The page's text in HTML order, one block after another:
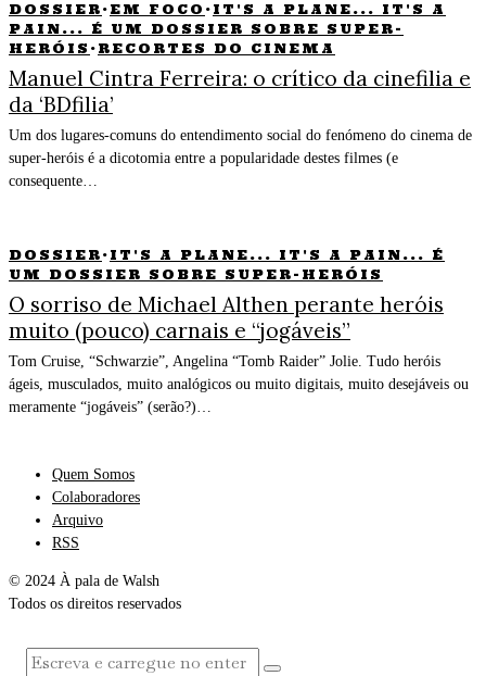
DOSSIER · EM FOCO · IT'S A PLANE... IT'S A
PAIN... É UM DOSSIER SOBRE SUPER-
HERÓIS · RECORTES DO CINEMA
Manuel Cintra Ferreira: o crítico da cinefilia e
da ‘BDfilia’
Um dos lugares-comuns do entendimento social do fenómeno do cinema de
super-heróis é a dicotomia entre a popularidade destes filmes (e
consequente…
DOSSIER · IT'S A PLANE... IT'S A PAIN... É
UM DOSSIER SOBRE SUPER-HERÓIS
O sorriso de Michael Althen perante heróis
muito (pouco) carnais e “jogáveis”
Tom Cruise, “Schwarzie”, Angelina “Tomb Raider” Jolie. Tudo heróis
ágeis, musculados, muito analógicos ou muito digitais, muito desejáveis ou
meramente “jogáveis” (serão?)…
Quem Somos
Colaboradores
Arquivo
RSS
© 2024 À pala de Walsh
Todos os direitos reservados